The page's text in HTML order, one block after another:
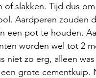
slakken. Tijd dus
Aardperen zouden
een pot te houden.
worden wel tot 2
niet zo erg, alleen
grote cementkuip.